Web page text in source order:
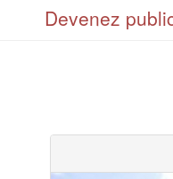
Devenez